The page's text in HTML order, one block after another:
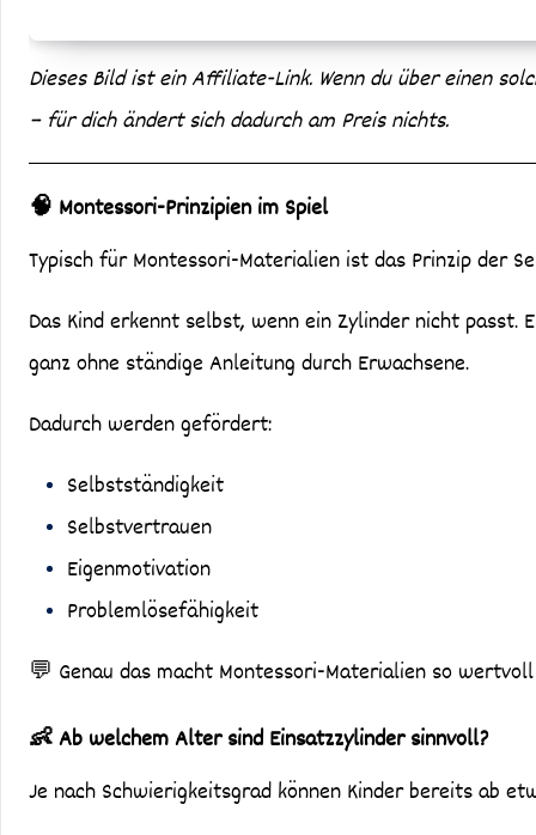
Dieses Bild ist ein Affiliate-Link. Wenn du über einen
– für dich ändert sich dadurch am Preis nichts.
🧠 Montessori-Prinzipien im Spiel
Typisch für Montessori-Materialien ist das Prinzip der
Das Kind erkennt selbst, wenn ein Zylinder nicht
ganz ohne ständige Anleitung durch Erwachsene.
Dadurch werden gefördert:
Selbstständigkeit
Selbstvertrauen
Eigenmotivation
Problemlösefähigkeit
💬 Genau das macht Montessori-Materialien so
👶 Ab welchem Alter sind Einsatzzylinder sinnvoll?
Je nach Schwierigkeitsgrad können Kinder bereits ab